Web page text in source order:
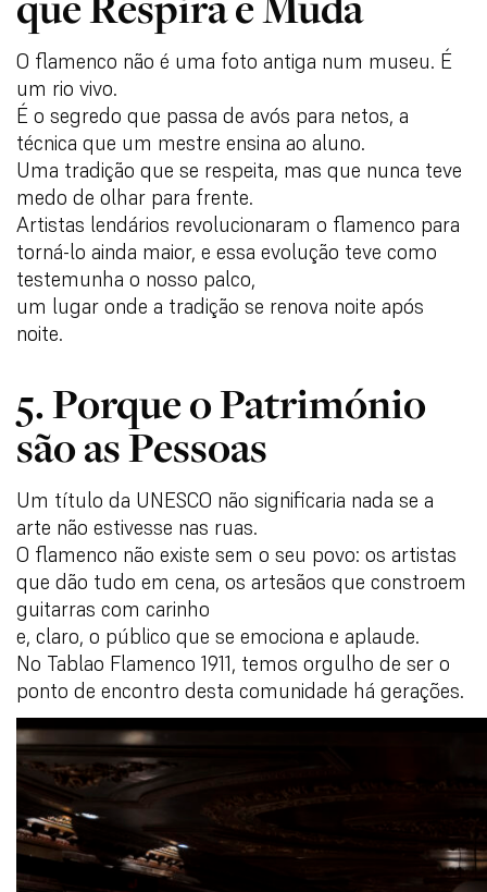
O flamenco não é uma foto antiga num museu. É
um rio vivo.
É o segredo que passa de avós para netos, a
técnica que um mestre ensina ao aluno.
Uma tradição que se respeita, mas que nunca teve
medo de olhar para frente.
Artistas lendários revolucionaram o flamenco para
torná-lo ainda maior, e essa evolução teve como
testemunha o nosso palco,
um lugar onde a tradição se renova noite após
noite.
5. Porque o Património
são as Pessoas
Um título da UNESCO não significaria nada se a
arte não estivesse nas ruas.
O flamenco não existe sem o seu povo: os artistas
que dão tudo em cena, os artesãos que constroem
guitarras com carinho
e, claro, o público que se emociona e aplaude.
No Tablao Flamenco 1911, temos orgulho de ser o
ponto de encontro desta comunidade há gerações.